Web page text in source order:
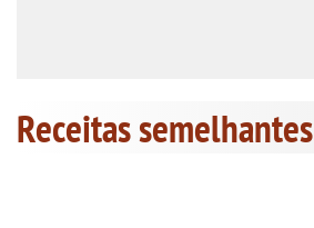
Receitas semelhantes